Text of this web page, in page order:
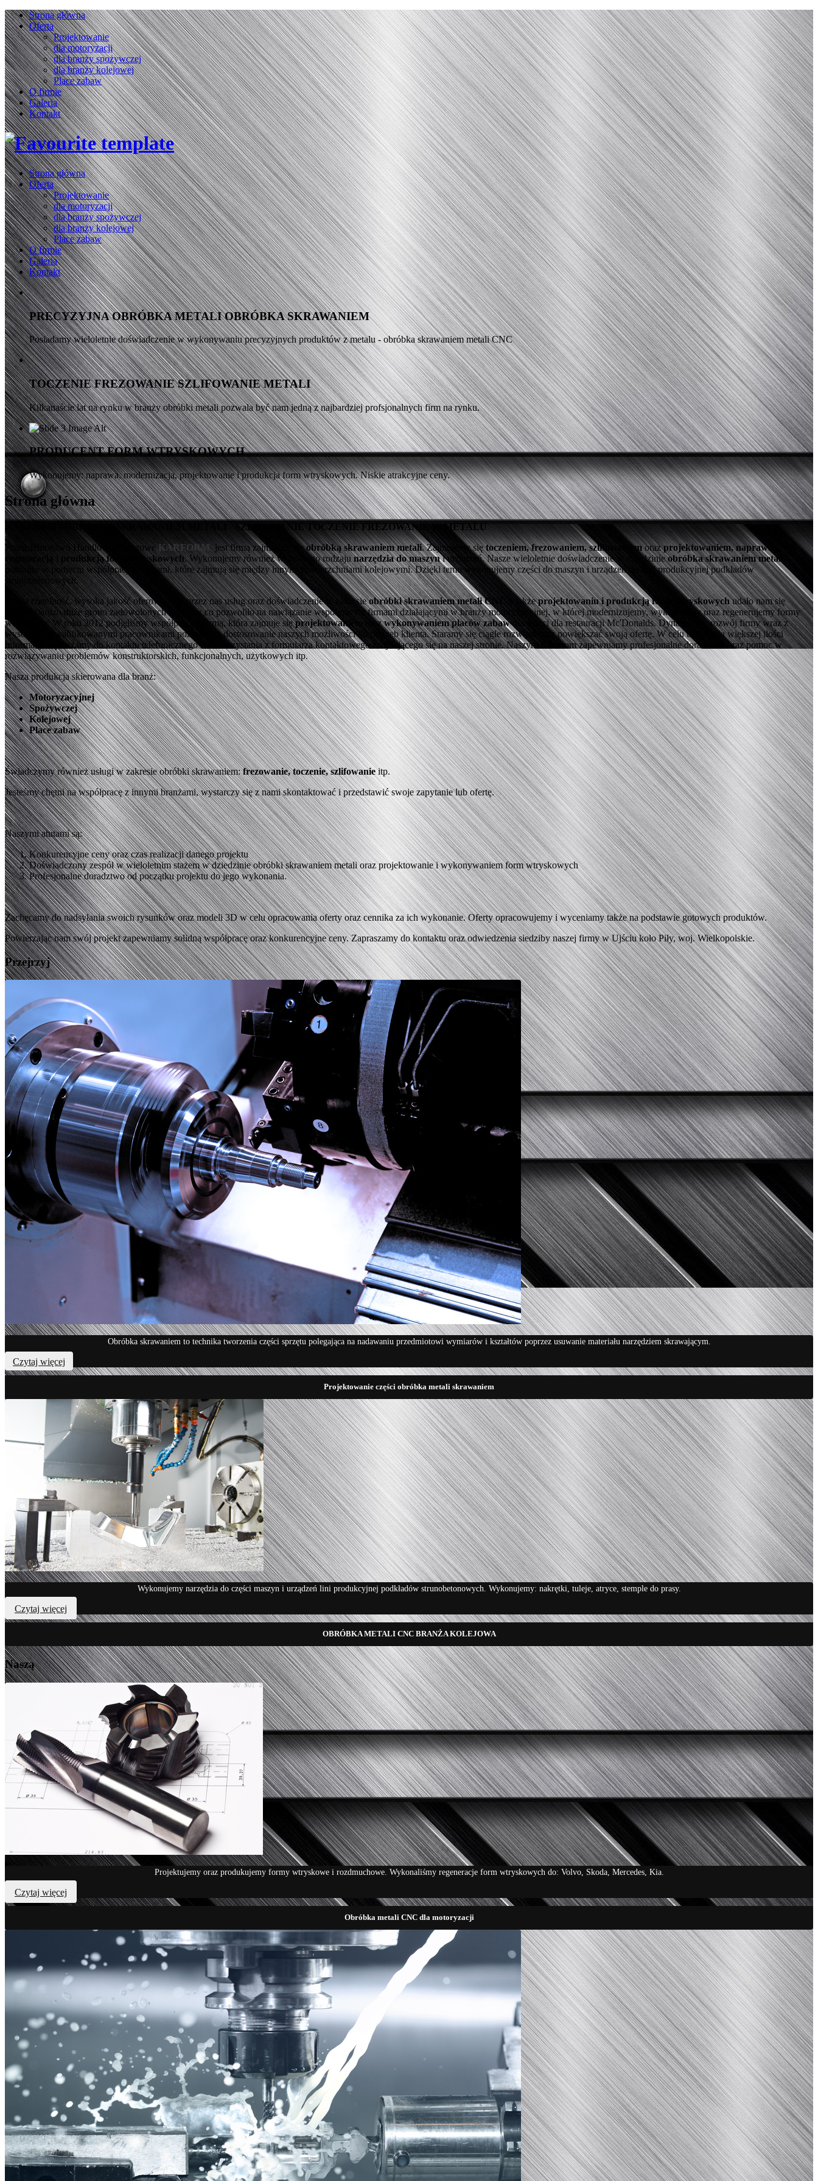
Strona główna
Oferta
Projektowanie
dla motoryzacji
dla branży spożywczej
dla branży kolejowej
Place zabaw
O firmie
Galeria
Kontakt
Strona główna
Oferta
Projektowanie
dla motoryzacji
dla branży spożywczej
dla branży kolejowej
Place zabaw
O firmie
Galeria
Kontakt
PRECYZYJNA OBRÓBKA METALI OBRÓBKA SKRAWANIEM
Posiadamy wieloletnie doświadczenie w wykonywaniu precyzyjnych produktów z metalu - obróbka skrawaniem metali CNC
TOCZENIE FREZOWANIE SZLIFOWANIE METALI
Kilkanaście lat na rynku w branży obróbki metali pozwala być nam jedną z najbardziej profsjonalnych firm na rynku.
PRODUCENT FORM WTRYSKOWYCH
Wykonujemy: naprawa, modernizacja, projektowanie i produkcja form wtryskowych. Niskie atrakcyjne ceny.
Strona główna
KARFORM - OBRÓBKA SKRAWANIEM METALI - SZLIFOWANIE TOCZENIE FREZOWANIE W METALU
Przedsiębiorstwo Handlowo UsługoweKARFORM jest firmą zajmującą sięobróbką skrawaniem metali. Zajmujemy siętoczeniem, frezowaniem, szlifowaniemorazprojektowaniem, naprawą,
regeneracjąi produkcją form wtryskowych. Wykonujemy również wszelkiego rodzajunarzędzia do maszyni urządzeń. Nasze wieloletnie doświadczenie w dziedzinieobróbka skrawaniem metali
pomogło w podjęciu współpracy z firmami, które zajmują się między innymi nawierzchniami kolejowymi. Dzięki temu wykonujemy części do maszyn i urządzeń do linii produkcyjnej podkładów
strunobetonowych.
Nasza rzetelność, wysoka jakość oferowanych przez nas usług oraz doświadczenie w zakresieobróbki skrawaniem metali CNC a takżeprojektowaniu i produkcją form wtryskowychudało nam się
zdobyć bardzo duże grono zadowolonych klientów co pozwoliło na nawiązanie współpracy z firmami działającymi w branży motoryzacyjnej, w której modernizujemy, wykonujemy oraz regenerujemy formy
wtryskowe. W roku 2012 podjęliśmy współpracę z firmą, która zajmuje sięprojektowaniem orazwykonywaniem placów zabawdla dzieci dla restauracji Mc'Donalds. Dynamiczny rozwój firmy wraz z
wysoko wykwalifikowanymi pracownikami pozwala na dostosowanie naszych możliwości do potrzeb klienta. Staramy się ciągle rozwijać oraz powiększać swoją ofertę. W celu uzyskania większej ilości
informacji zapraszamy do kontaktu telefonicznego lub skorzystania z formularza kontaktowego znajdującego się na naszej stronie. Naszym Klientom zapewniamy profesjonalne doradztwo oraz pomoc w
rozwiązywaniu problemów konstruktorskich, funkcjonalnych, użytkowych itp.
Nasza produkcja skierowana dla branż:
Motoryzacyjnej
Spożywczej
Kolejowej
Place zabaw
Świadczymy również usługi w zakresie obróbki skrawaniem:frezowanie, toczenie, szlifowanieitp.
Jesteśmy chętni na współpracę z innymi branżami, wystarczy się z nami skontaktować i przedstawić swoje zapytanie lub ofertę.
Naszymi atutami są:
Konkurencyjne ceny oraz czas realizacji danego projektu
Doświadczony zespół w wieloletnim stażem w dziedzinie obróbki skrawaniem metali oraz projektowanie i wykonywaniem form wtryskowych
Profesjonalne doradztwo od początku projektu do jego wykonania.
Zachęcamy do nadsyłania swoich rysunków oraz modeli 3D w celu opracowania oferty oraz cennika za ich wykonanie. Oferty opracowujemy i wyceniamy także na podstawie gotowych produktów.
Powierzając nam swój projekt zapewniamy solidną współpracę oraz konkurencyjne ceny. Zapraszamy do kontaktu oraz odwiedzenia siedziby naszej firmy w Ujściu koło Piły, woj. Wielkopolskie.
Przejrzyj
Obróbka skrawaniem to technika tworzenia części sprzętu polegająca na nadawaniu przedmiotowi wymiarów i kształtów poprzez usuwanie materiału narzędziem skrawającym.
Czytaj więcej
Projektowanie części obróbka metali skrawaniem
Wykonujemy narzędzia do części maszyn i urządzeń lini produkcyjnej podkładów strunobetonowych. Wykonujemy: nakrętki, tuleje, atryce, stemple do prasy.
Czytaj więcej
OBRÓBKA METALI CNC BRANŻA KOLEJOWA
Naszą
Projektujemy oraz produkujemy formy wtryskowe i rozdmuchowe. Wykonaliśmy regeneracje form wtryskowych do: Volvo, Skoda, Mercedes, Kia.
Czytaj więcej
Obróbka metali CNC dla motoryzacji